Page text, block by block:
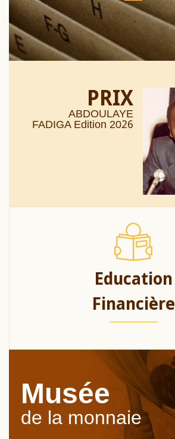
PRIX
ABDOULAYE
FADIGA Edition 2026
Education
Financière
Musée
de la monnaie